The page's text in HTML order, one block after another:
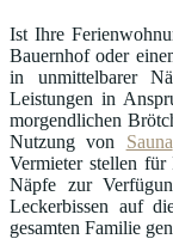
Ist Ihre
Bauernhof oder
in unmittelbarer
Leistungen in
morgendlichen
Nutzung von Sauna
Vermieter stellen
Näpfe zur
Leckerbissen auf
gesamten Familie